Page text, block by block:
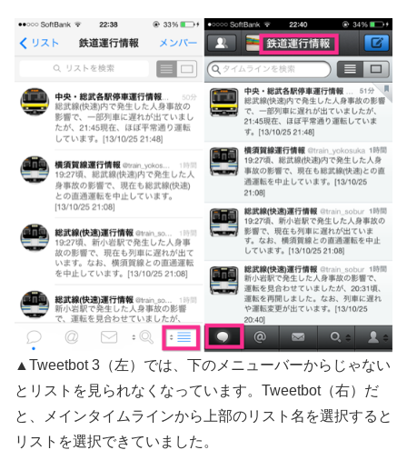
▲Tweetbot 3（左）では、下のメニューバーからじゃない
とリストを見られなくなっています。Tweetbot（右）だ
と、メインタイムラインから上部のリスト名を選択すると
リストを選択できていました。